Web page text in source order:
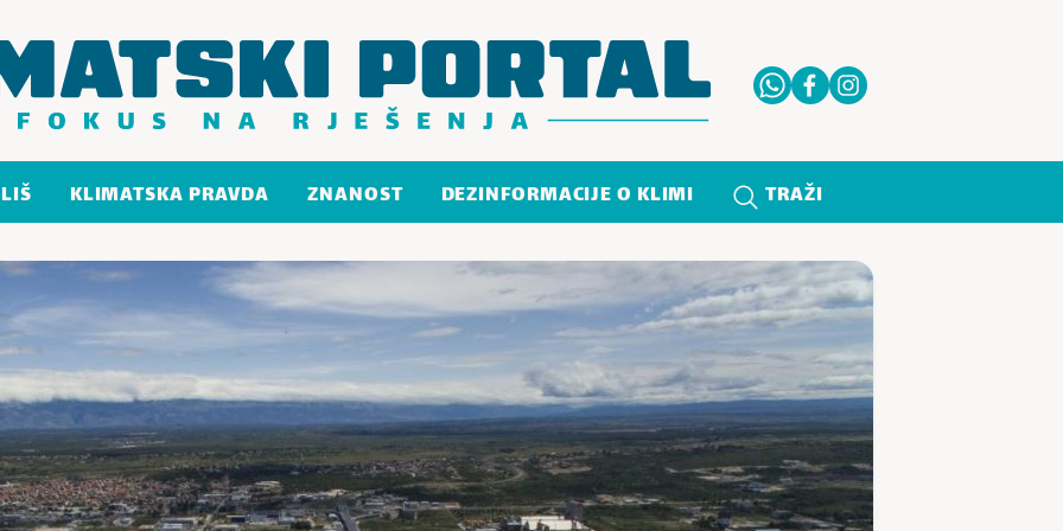
KLIMATSKA PRAVDA ZNANOST DEZINFORMACIJE O KLIMI TRAŽI